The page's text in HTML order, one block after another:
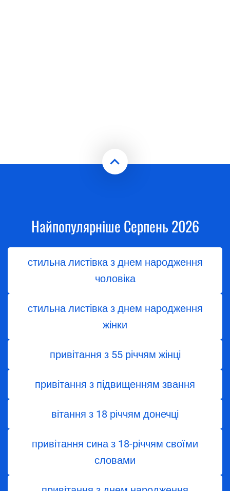
Найпопулярніше Серпень 2026
стильна листівка з днем народження
чоловіка
стильна листівка з днем народження
жінки
привітання з 55 річчям жінці
привітання з підвищенням звання
вітання з 18 річчям донечці
привітання сина з 18-річчям своїми
словами